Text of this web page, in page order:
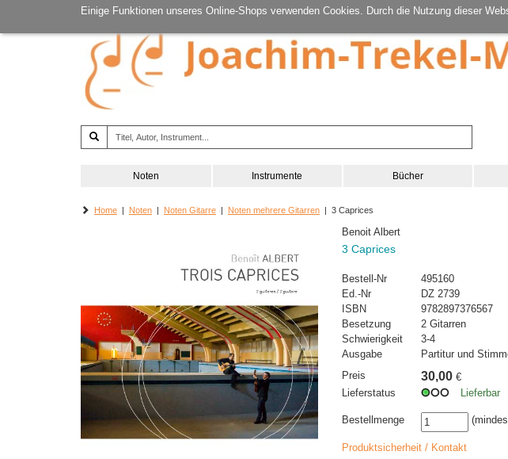
Einige Funktionen unseres Online-Shops verwenden Cookies. Durch die Nutzung dieser
Noten Instrumente Bücher
Home | Noten | Noten Gitarre | Noten mehrere Gitarren | 3 Caprices
Benoit Albert
3 Caprices
Bestell-Nr
495160
Ed.-Nr
DZ 2739
ISBN
9782897376567
Besetzung
2 Gitarren
Schwierigkeit
3-4
Ausgabe
Partitur und
Preis
30,00 €
Lieferstatus
Lieferbar
Bestellmenge
Produktsicherheit / Kontakt